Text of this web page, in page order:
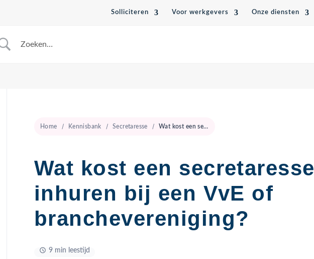
Solliciteren Voor werkgevers Onze diensten
Home Kennisbank Secretaresse Wat kost een secretaresse inhuren bij een VvE of branchevereniging?
Wat kost een secretaresse
inhuren bij een VvE of
branchevereniging?
9 min leestijd